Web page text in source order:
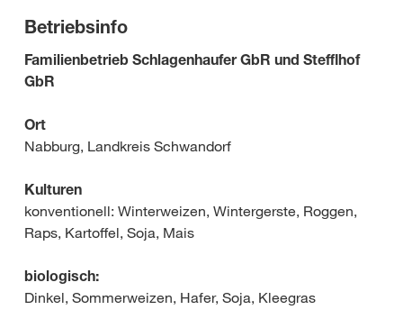
Betriebsinfo
Familienbetrieb Schlagenhaufer GbR und Stefflhof
GbR
Ort
Nabburg, Landkreis Schwandorf
Kulturen
konventionell: Winterweizen, Wintergerste, Roggen,
Raps, Kartoffel, Soja, Mais
biologisch:
Dinkel, Sommerweizen, Hafer, Soja, Kleegras